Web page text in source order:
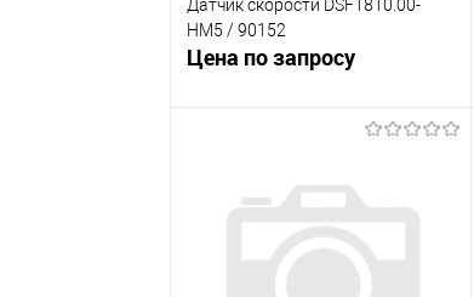
Датчик скорости DSF1810.00-
HM5 / 90152
Цена по запросу
В корзину
К сравнению
В избранное
Под заказ